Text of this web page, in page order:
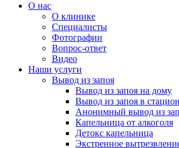
О нас
О клинике
Специалисты
Фотографии
Вопрос-ответ
Видео
Наши услуги
Вывод из запоя
Вывод из запоя на дому
Вывод из запоя в
Анонимный вывод из
Капельница от алкоголя
Детокс капельница
Экстренное